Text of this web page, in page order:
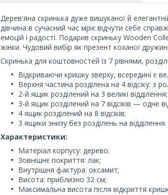
Дерев'яна скринька дуже вишуканої й
дівчина в сучасний час мріє відчути себе
емоцій і радості. Подарив скриньку Wooden
жінки. Чудовий вибір як презент коханої
Скринька для коштовностей із 7 рівнями,
Відкриваючи кришку зверху, всередині є
Верхня частина розділена на 4 відсіку: з
2-й ящик розділений на 3 великі відділення;
3-й ящик розділений на 7 відсіків — одне
4 ящик розділений на 8 відсіків;
3 ящики знизу без розділень на відділення.
Характеристики:
Матеріал корпусу: дерево;
Зовнішнє покриття: лак;
Внутрішня фактура: оксамит;
Висота: приблизно 32 см;
Максимальна висота після відкриття